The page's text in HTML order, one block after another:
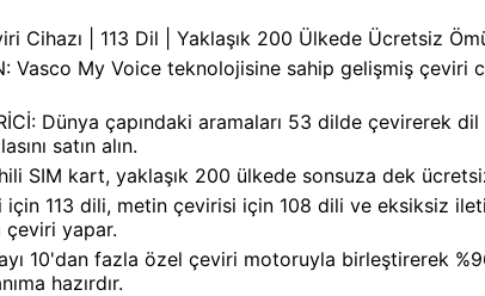
Cihazı | 113 Dil | Yaklaşık 200 Ülkede Ücretsiz
Vasco My Voice teknolojisine sahip gelişmiş çeviri
Dünya çapındaki aramaları 53 dilde çevirerek
satın alın.
SIM kart, yaklaşık 200 ülkede sonsuza dek
için 113 dili, metin çevirisi için 108 dili ve eksiksiz
çeviri yapar.
10'dan fazla özel çeviri motoruyla birleştirerek
hazırdır.